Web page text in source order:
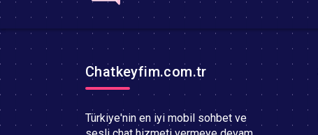
Chatkeyfim.com.tr
Türkiye'nin en iyi mobil sohbet ve